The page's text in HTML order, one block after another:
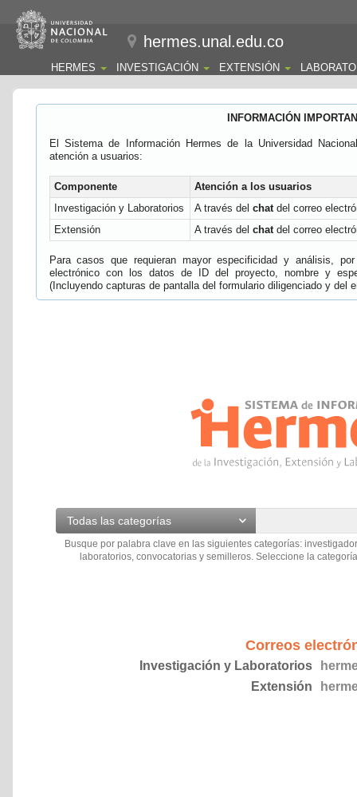
hermes.unal.edu.co
HERMES INVESTIGACIÓN EXTENSIÓN
INFORMACIÓN
El Sistema de Información Hermes de la Universidad
atención a usuarios:
Componente
Atención a los usuarios
Investigación y Laboratorios
A través del chatdel correo
Extensión
A través del chatdel correo
Para casos que requieran mayor especificidad y análisis,
electrónico con los datos de ID del proyecto, nombre y
(Incluyendo capturas de pantalla del formulario diligenciado y del
Todas las categorías
Busque por palabra clave en las siguientes categorías:
laboratorios, convocatorias y semilleros. Seleccione la
Correos
Investigación y Laboratorios
Extensión